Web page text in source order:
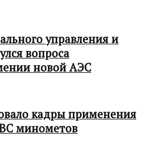
управления и
вопроса
новой АЭС
кадры применения
минометов